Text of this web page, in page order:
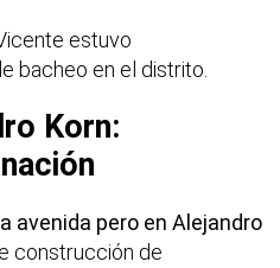
estuvo
bacheo en el distrito.
Korn:
avenida pero en Alejandro
construcción de